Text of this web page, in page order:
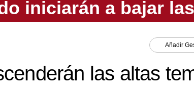
Añadir
las altas